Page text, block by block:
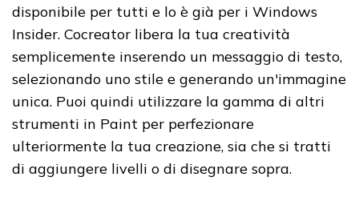
disponibile per tutti e lo è già per i Windows
Insider. Cocreator libera la tua creatività
semplicemente inserendo un messaggio di testo,
selezionando uno stile e generando un'immagine
unica. Puoi quindi utilizzare la gamma di altri
strumenti in Paint per perfezionare
ulteriormente la tua creazione, sia che si tratti
di aggiungere livelli o di disegnare sopra.